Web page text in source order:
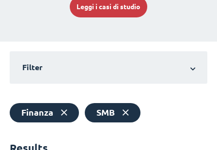
Leggi i casi di studio
Filter
Finanza SMB